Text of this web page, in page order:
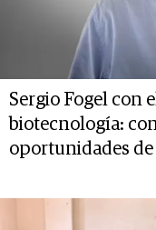
Sergio Fogel con
biotecnología:
oportunidades